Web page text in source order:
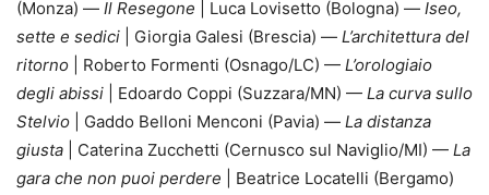
(Monza) — Il Resegone | Luca Lovisetto (Bologna) — Iseo,
sette e sedici | Giorgia Galesi (Brescia) — L’architettura del
ritorno | Roberto Formenti (Osnago/LC) — L’orologiaio
degli abissi | Edoardo Coppi (Suzzara/MN) — La curva sullo
Stelvio | Gaddo Belloni Menconi (Pavia) — La distanza
giusta | Caterina Zucchetti (Cernusco sul Naviglio/MI) — La
gara che non puoi perdere | Beatrice Locatelli (Bergamo)